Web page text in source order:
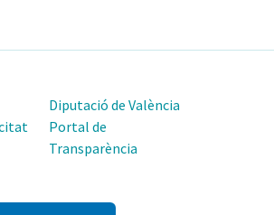
Diputació de València
Portal de
Transparència